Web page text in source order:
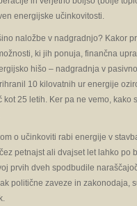
energijske učinkovitosti.
naložbe v nadgradnjo? Kakor
ki jih ponuja, finančna
hišo – nadgradnja v
10 kilovatnih ur energije
25 letih. Ker pa ne vemo,
o učinkoviti rabi energije v
petnajst ali dvajset let lahko
prvih dveh spodbudile
politične zaveze in